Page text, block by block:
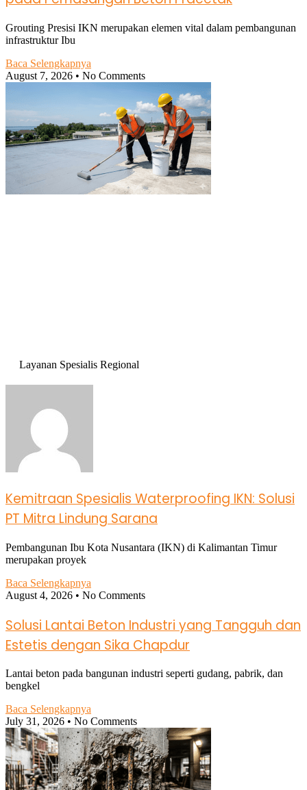
Grouting Presisi IKN merupakan elemen vital dalam pembangunan
infrastruktur Ibu
Baca Selengkapnya
August 7, 2026
No Comments
Layanan Spesialis Regional
Kemitraan Spesialis Waterproofing IKN: Solusi
PT Mitra Lindung Sarana
Pembangunan Ibu Kota Nusantara (IKN) di Kalimantan Timur
merupakan proyek
Baca Selengkapnya
August 4, 2026
No Comments
Solusi Lantai Beton Industri yang Tangguh dan
Estetis dengan Sika Chapdur
Lantai beton pada bangunan industri seperti gudang, pabrik, dan
bengkel
Baca Selengkapnya
July 31, 2026
No Comments